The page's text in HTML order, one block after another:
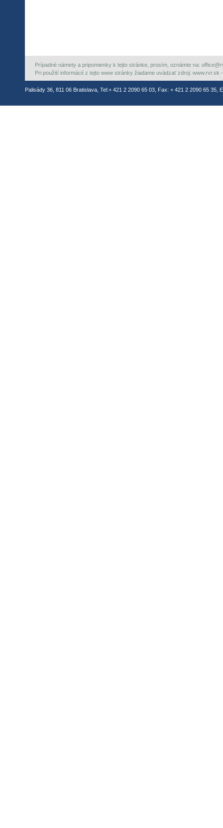
Prípadné námety a pripomienky k tejto stránke, prosím, oznámte na:
Pri použití informácií z tejto www stránky žiadame uvádzať zdroj: www.rvr.sk
Palisády 36, 811 06 Bratislava, Tel:+ 421 2 2090 65 03, Fax: + 421 2 2090 65 35,